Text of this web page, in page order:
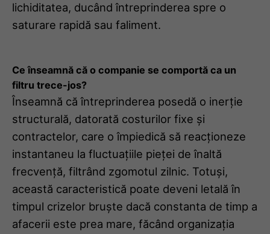
lichiditatea, ducând întreprinderea spre o
saturare rapidă sau faliment.
Ce înseamnă că o companie se comportă ca un
filtru trece-jos?
Înseamnă că întreprinderea posedă o inerție
structurală, datorată costurilor fixe și
contractelor, care o împiedică să reacționeze
instantaneu la fluctuațiile pieței de înaltă
frecvență, filtrând zgomotul zilnic. Totuși,
această caracteristică poate deveni letală în
timpul crizelor bruște dacă constanta de timp a
afacerii este prea mare, făcând organizația